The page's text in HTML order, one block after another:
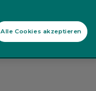
Alle Cookies akzeptieren